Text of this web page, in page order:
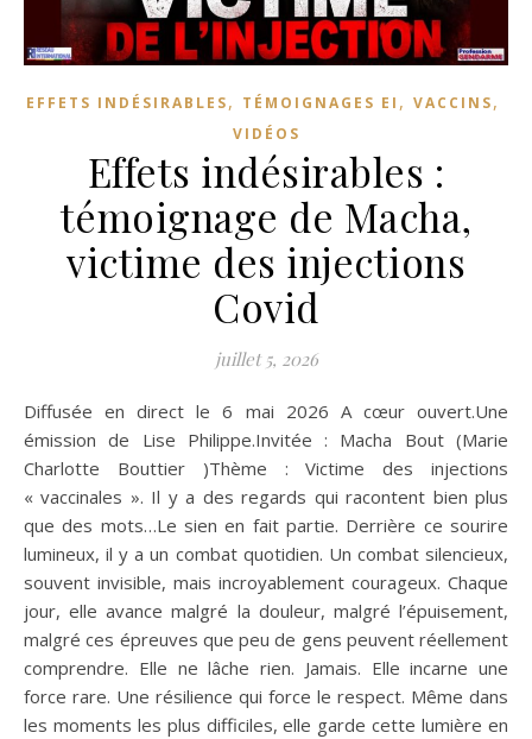
EFFETS INDÉSIRABLES, TÉMOIGNAGES EI , VACCINS,
VIDÉOS
Effets indésirables :
témoignage de Macha,
victime des injections
Covid
juillet 5, 2026
Diffusée en direct le 6 mai 2026 A cœur ouvert.Une
émission de Lise Philippe.Invitée : Macha Bout (Marie
Charlotte Bouttier )Thème : Victime des injections
« vaccinales ». Il y a des regards qui racontent bien plus
que des mots…Le sien en fait partie. Derrière ce sourire
lumineux, il y a un combat quotidien. Un combat silencieux,
souvent invisible, mais incroyablement courageux. Chaque
jour, elle avance malgré la douleur, malgré l’épuisement,
malgré ces épreuves que peu de gens peuvent réellement
comprendre. Elle ne lâche rien. Jamais. Elle incarne une
force rare. Une résilience qui force le respect. Même dans
les moments les plus difficiles, elle garde cette lumière en